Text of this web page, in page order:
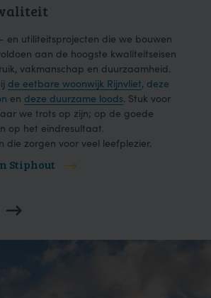
en utiliteitsprojecten die we bouwen
aan de hoogste kwaliteitseisen
vakmanschap en duurzaamheid.
de eetbare woonwijk Rijnvliet, deze
en deze duurzame loods. Stuk voor
we trots op zijn; op de goede
op het eindresultaat.
die zorgen voor veel leefplezier.
Stiphout